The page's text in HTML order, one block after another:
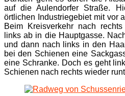
auf die Aulendorfer Straße.
örtlichen Industriegebiet mit vor
Beim Kreisverkehr nach
links ab in die Hauptgasse.
und dann nach links in den
bei den Schienen eine
eine Schranke. Doch es geht
Schienen nach rechts wieder